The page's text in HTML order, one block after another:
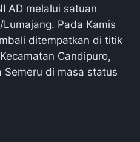
AD melalui satuan
Pada Kamis
ditempatkan di titik
Candipuro,
Semeru di masa status